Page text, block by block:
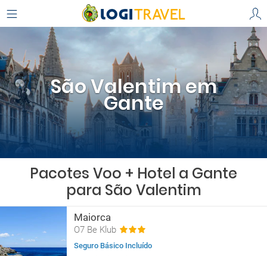
São Valentim em
Gante
Pacotes Voo + Hotel a Gante
para São Valentim
Maiorca
O7 Be Klub
Seguro Básico Incluído